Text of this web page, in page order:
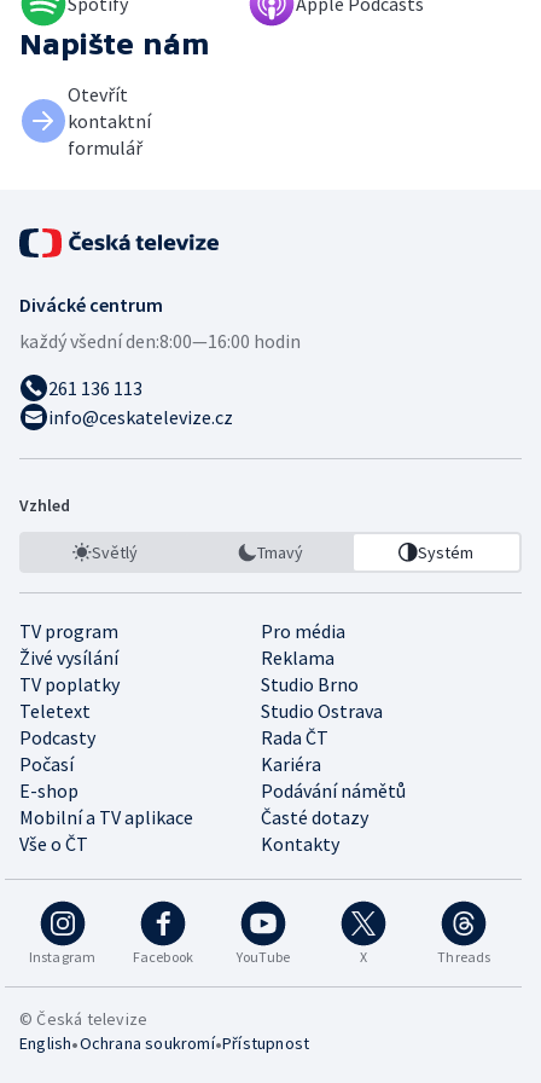
Napište nám
Otevřít
kontaktní
formulář
Divácké centrum
každý všední den:8:00—16:00 hodin
261 136 113
info@ceskatelevize.cz
Vzhled
Světlý Tmavý Systém
TV program
Pro média
Živé vysílání
Reklama
TV poplatky
Studio Brno
Teletext
Studio Ostrava
Podcasty
Rada ČT
Počasí
Kariéra
E-shop
Podávání námětů
Mobilní a TV aplikace
Časté dotazy
Vše o ČT
Kontakty
Instagram Facebook YouTube X Threads
© Česká televize
English•Ochrana soukromí•Přístupnost